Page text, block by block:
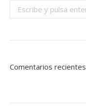
Comentarios recientes